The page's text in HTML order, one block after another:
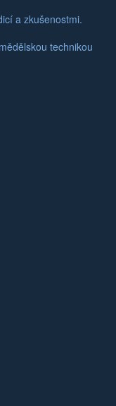
a zkušenostmi.
technikou